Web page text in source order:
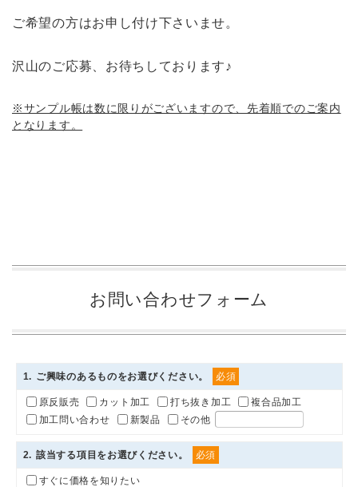
ご希望の方はお申し付け下さいませ。
沢山のご応募、お待ちしております♪
※サンプル帳は数に限りがございますので、先着順でのご案内
となります。
お問い合わせフォーム
1. ご興味のあるものをお選びください。 必須
原反販売 カット加工 打ち抜き加工
複合品加工
加工問い合わせ
新製品 その他
2. 該当する項目をお選びください。 必須
すぐに価格を知りたい